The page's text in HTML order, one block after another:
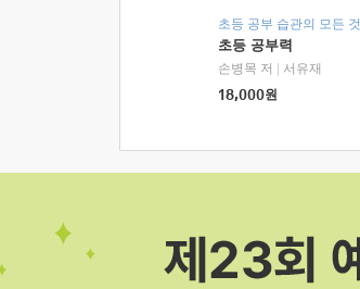
초등 공부 습관의 모든 것
초등 공부력
손병목 저
서유재
18,000원